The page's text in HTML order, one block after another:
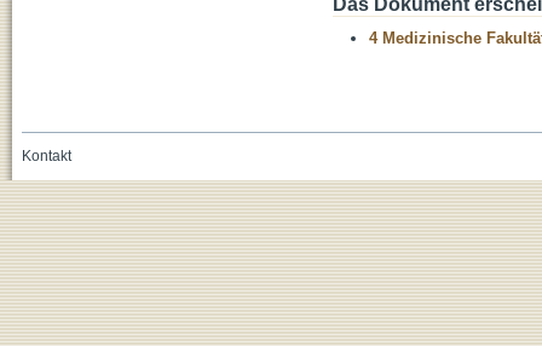
Das Dokument
4 Medizinische
Kontakt